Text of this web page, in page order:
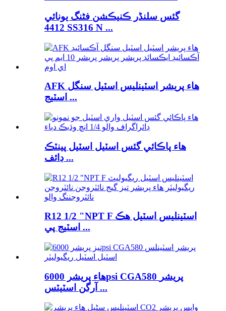
گئس سلنڈر ڪنيڪشن فٹنگ يونائي
4412 SS316 N ...
AFK هاء پريشر اسٽينلیس اسٽيل سنگل
اسٽيج ...
هاء پاڪائي گئس اسٽيل اسٽيل پينٽڪ
ڊائف ...
R12 1/2 "NPT F اسٽينلیس اسٽيل هڪ
اسٽيج پي ...
هاء پريشر 6000psi CGA580 پريشر
آرگن اسٽيٽس ...